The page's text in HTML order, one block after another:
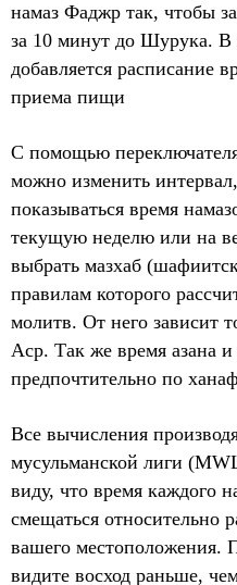
намаз Фаджр так, чтобы
за 10 минут до Шурука. В
добавляется расписание
приема пищи
С помощью
можно изменить
показываться время
текущую неделю или на
выбрать мазхаб
правилам которого
молитв. От него зависит
Аср. Так же время азана
предпочтительно по
Все вычисления
мусульманской лиги
виду, что время каждого
смещаться относительно
вашего местоположения.
видите восход раньше,